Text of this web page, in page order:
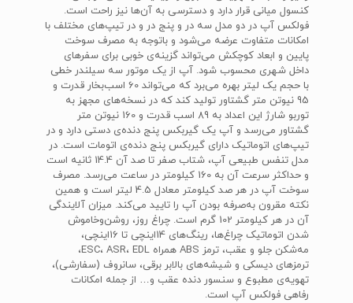
کنسول میانی قرار دارد و دسترسی به آن‌ها نیز راحت است.‌
فولکس آپ در دو مدل سه در و پنج در و در تیپ‌های مختلف با
امکانات متفاوت عرضه می‌شود و باتوجه به مصرف سوخت
پایین و ابعاد کوچکش می‌تواند گزینه‌ی خوبی برای سفر‌های
داخل شهری محسوب شود. آپ از یک موتور سه سیلندر خطی
با حجم یک لیتر بهره می‌برد که می‌تواند 60 اسب‌بخار قدرت و
95 نیوتن متر گشتاور تولید کند که در نسخه‌های مجهز به
توربو شارژ این اعداد به 89 اسب قدرت و 160 نیوتن متر
گشتاور می‌رسد و آپ یک گیربکس پنج دنده‌ی دستی دارد و در
تیپ‌های اتوماتیک دارای گیربکس پنج دنده‌ی اتومات است. در
مدل تنفس طبیعی آپ، شتاب صفر تا صد آن 14.4 ثانیه است
و حداکثر سرعت آن به 160 کیلومتر در ساعت می‌رسد. مصرف
سوخت آپ در هر صد کیلومتر معادل 4.5 لیتر است و همین
نکته مقرون به‌صرفه بودن آپ را تایید می‌کند. میزان آلایندگی
آن در هر کیلومتر 102 گرم است. چراغ روز‌، روشن‌و‌خاموش
شدن اتوماتیک چراغ‌ها، رینگ‌های 14‌اینچی تا 16‌اینچی‌،
مه‌شکن جلو‌ و عقب، ترمز ABS همراه‌ ESC، ASR، EDL‌،
ترمزهای دیسکی و شیشه‌های بالابر برقی‌، سانروف (سفارشی)،
تهویه‌ی مطبوع و سنسور دنده عقب و… از جمله امکانات
رفاهی فولکس آپ است.